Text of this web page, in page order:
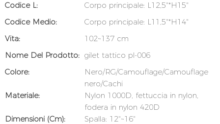
Codice L:
Corpo principale: L12,5"*H15"
Codice Medio:
Corpo principale: L11,5"*H14"
Vita:
102~137 cm
Nome Del Prodotto: gilet tattico pl-006
Colore:
Nero/RG/Camouflage/Camouflage
nero/Cachi
Materiale:
Nylon 1000D, fettuccia in nylon,
fodera in nylon 420D
Dimensioni (cm):
Spalla: 12"~16"